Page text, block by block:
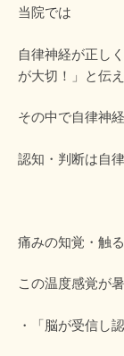
当院では
自律神経が正し
が大切！」
その中で自律
認知・判断は
痛みの知覚・触
この温度感覚が
・「脳が受信し認